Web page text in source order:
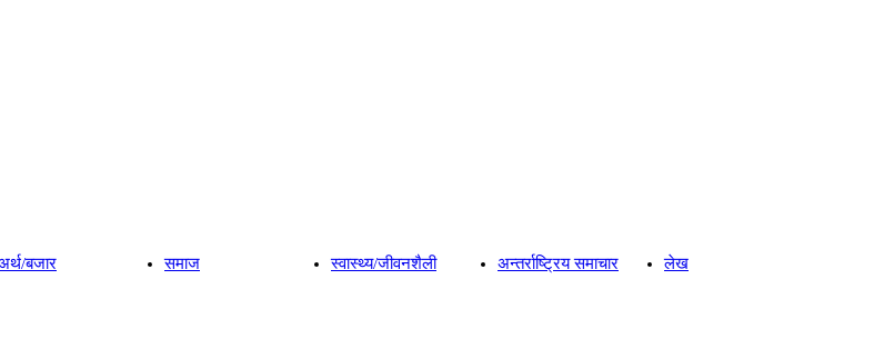
बजार समाज स्वास्थ्य/जीवनशैली अन्तर्राष्ट्रिय समाचार लेख